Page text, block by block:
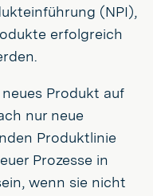
(NPI),
erfolgreich
Produkt auf
nur neue
Produktlinie
Prozesse in
wenn sie nicht